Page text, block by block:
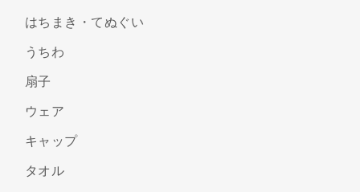
はちまき・てぬぐい
うちわ
扇子
ウェア
キャップ
タオル